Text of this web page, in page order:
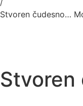
Stvoren čudesno…